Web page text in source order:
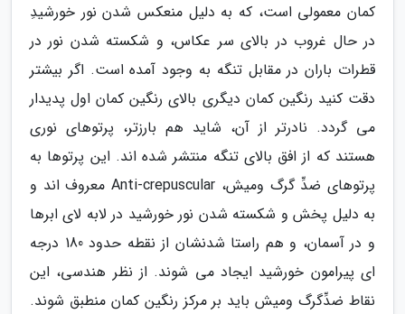
کمان معمولی است، که به دلیل منعکس شدن نور خورشیدِ
در حال غروب در بالای سر عکاس، و شکسته شدن نور در
قطرات باران در مقابل تنگه به وجود آمده است. اگر بیشتر
دقت کنید رنگین کمان دیگری بالای رنگین کمان اول پدیدار
می گردد. نادرتر از آن، شاید هم بارزتر، پرتوهای نوری
هستند که از افق بالای تنگه منتشر شده اند. این پرتوها به
پرتوهای ضدِّ گرگ ومیش، Anti-crepuscular معروف اند و
به دلیل پخش و شکسته شدن نور خورشید در لابه لای ابرها
و در آسمان، و هم راستا شدنشان از نقطه حدود 180 درجه
ای پیرامون خورشید ایجاد می شوند. از نظر هندسی، این
نقاط ضدِّگرگ ومیش باید بر مرکز رنگین کمان منطبق شوند.